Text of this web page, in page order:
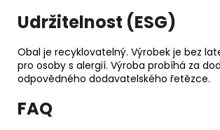
Udržitelnost (ESG)
Obal je recyklovatelný. Výrobek je bez
pro osoby s alergií. Výroba probíhá za
odpovědného dodavatelského řetězce.
FAQ